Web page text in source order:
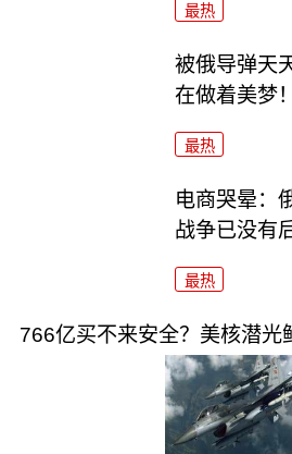
最热
被俄导弹天
在做着美梦！
最热
电商哭晕：
战争已没有
最热
766亿买不来安全？美核潜光